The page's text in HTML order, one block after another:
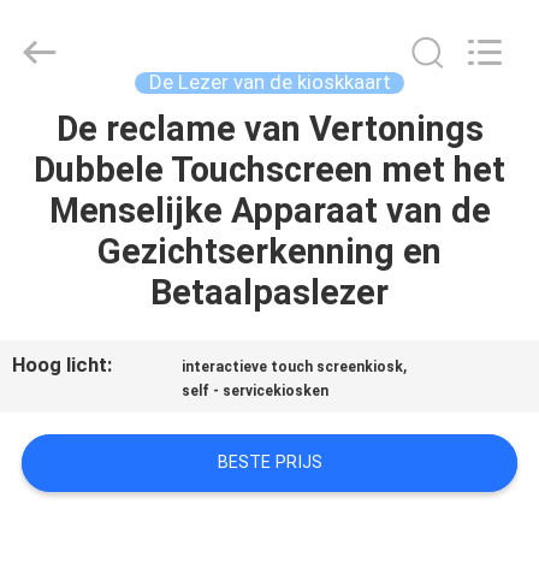
HUIS
PRODUCTEN
ONGEVEER
FABRIEKSREIS
KWALITEITSCONTROLE
Reserved.
De Lezer van de kioskkaart
De reclame van Vertonings
Dubbele Touchscreen met het
Menselijke Apparaat van de
Gezichtserkenning en
Betaalpaslezer
Hoog licht: interactieve touch screenkiosk,
self - servicekiosken
BESTE PRIJS